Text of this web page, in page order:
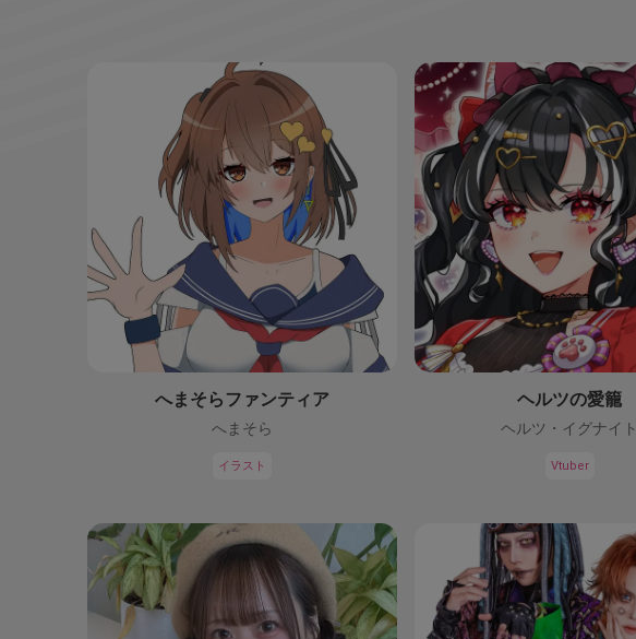
へまそらファンティア
へまそら
イラスト
ヘルツの愛籠
ヘルツ・イグナイト
Vtuber